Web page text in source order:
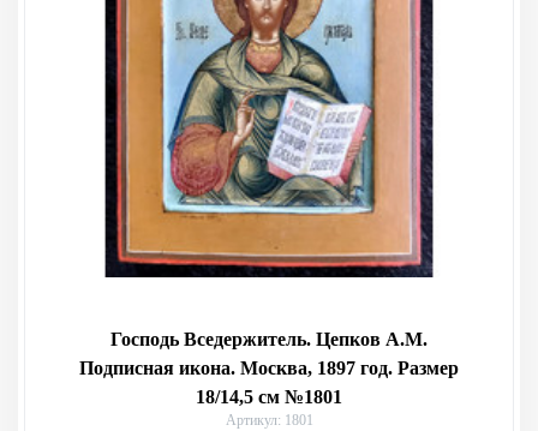
Господь Вседержитель. Цепков А.М.
Подписная икона. Москва, 1897 год. Размер
18/14,5 см №1801
Артикул: 1801